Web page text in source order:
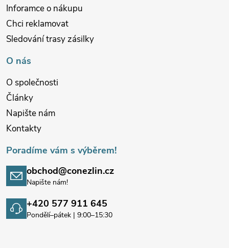
Inforamce o nákupu
Chci reklamovat
Sledování trasy zásilky
O nás
O společnosti
Články
Napište nám
Kontakty
Poradíme vám s výběrem!
obchod@conezlin.cz
Napište nám!
+420 577 911 645
Pondělí–pátek | 9:00–15:30